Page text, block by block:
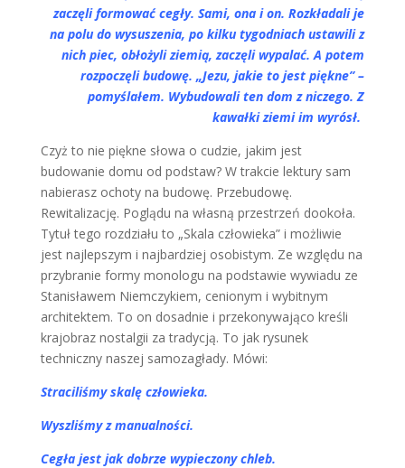
zaczęliformowaćcegły. Sami, ona i on. Rozkładali je
na polu do wysuszenia, po kilku tygodniach ustawili z
nich piec, obłożyli ziemią, zaczęliwypalać. A potem
rozpoczęli budowę. „Jezu, jakie to jest piękne” –
pomyślałem. Wybudowali ten dom z niczego. Z
kawałki ziemi im wyrósł.
Czyż to nie piękne słowa o cudzie, jakim jest
budowanie domu od podstaw? W trakcie lektury sam
nabierasz ochoty na budowę. Przebudowę.
Rewitalizację. Poglądu na własną przestrzeń dookoła.
Tytuł tego rozdziału to „Skala człowieka” i możliwie
jest najlepszym i najbardziej osobistym. Ze względu na
przybranie formy monologu na podstawie wywiadu ze
Stanisławem Niemczykiem, cenionym i wybitnym
architektem. To on dosadnie i przekonywająco kreśli
krajobraz nostalgii za tradycją. To jak rysunek
techniczny naszej samozagłady. Mówi:
Straciliśmy skalę człowieka.
Wyszliśmy z manualności.
Cegła jest jak dobrze wypieczony chleb.